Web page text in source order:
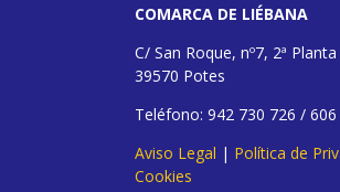
COMARCA DE LIÉBANA
C/ San Roque, nº7, 2ª Planta
39570 Potes
Teléfono: 942 730 726 / 606
Aviso Legal | Política de
Cookies